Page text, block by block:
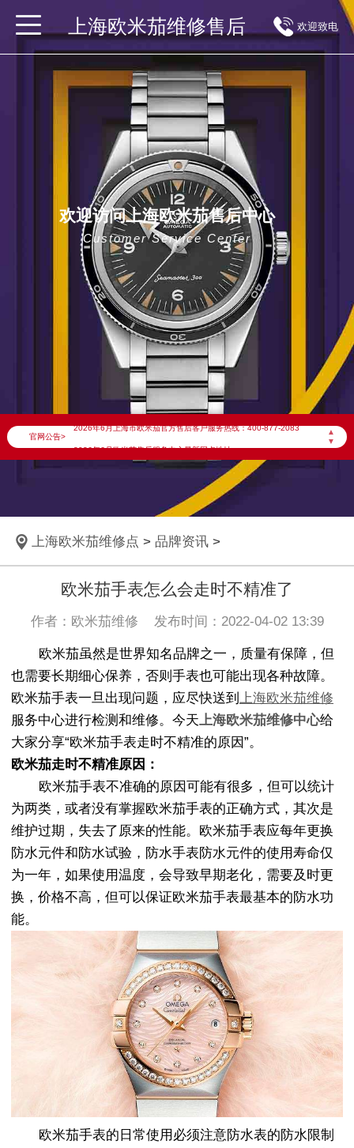
上海欧米茄维修售后 欢迎致电
欢迎访问上海欧米茄售后中心
Customer Service Center
官网公告>
▲
▼
2026年6月欧米茄上海市售后服务网络优化升级公告
2026年6月上海市欧米茄官方售后客户服务热线：400-877-2083
2026年6月欧米茄售后服务中心最新网点地址：
上海市黄浦区南京东路299号宏伊国际广场写字楼8层806室欧米茄售后服务中心（需提前预约）
上海欧米茄维修点 > 品牌资讯>
欧米茄手表怎么会走时不精准了
作者：欧米茄维修 发布时间：2022-04-02 13:39
欧米茄虽然是世界知名品牌之一，质量有保障，但
也需要长期细心保养，否则手表也可能出现各种故障。
欧米茄手表一旦出现问题，应尽快送到
上海欧米茄维修
服务中心进行检测和维修。今天 上海欧米茄维修中心给
大家分享“欧米茄手表走时不精准的原因”。
欧米茄走时不精准原因：
欧米茄手表不准确的原因可能有很多，但可以统计
为两类，或者没有掌握欧米茄手表的正确方式，其次是
维护过期，失去了原来的性能。欧米茄手表应每年更换
防水元件和防水试验，防水手表防水元件的使用寿命仅
为一年，如果使用温度，会导致早期老化，需要及时更
换，价格不高，但可以保证欧米茄手表最基本的防水功
能。
欧米茄手表的日常使用必须注意防水表的防水限制